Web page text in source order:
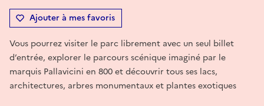
Ajouter à mes favoris
Vous pourrez visiter le parc librement avec un seul billet
d’entrée, explorer le parcours scénique imaginé par le
marquis Pallavicini en 800 et découvrir tous ses lacs,
architectures, arbres monumentaux et plantes exotiques